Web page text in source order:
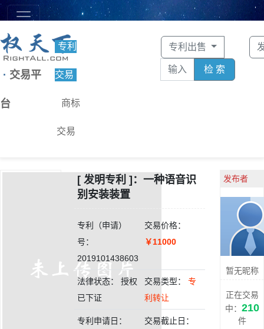
· 交易平
台
专利
交易
商标
交易
专利出售
检 索
[ 发明专利 ]：一种语音识
别安装装置
专利（申请）
号：
2019101438603
交易价格：
￥11000
法律状态： 授权
已下证
交易类型：
专
利转让
专利申请日：
交易截止日：
发布者
暂无昵称
正在交易
中： 210
件